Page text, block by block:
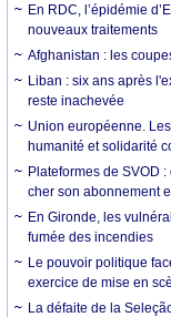
En RDC, l’épidémie
nouveaux traitements
Afghanistan : les
Liban : six ans après
reste inachevée
Union européenne.
humanité et solidarité
Plateformes de SVOD
cher son abonnement
En Gironde, les
fumée des incendies
Le pouvoir politique
exercice de mise en
La défaite de la